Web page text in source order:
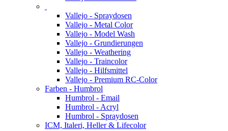
Vallejo - Spraydosen
Vallejo - Metal Color
Vallejo - Model Wash
Vallejo - Grundierungen
Vallejo - Weathering
Vallejo - Traincolor
Vallejo - Hilfsmittel
Vallejo - Premium RC-Color
Farben - Humbrol
Humbrol - Email
Humbrol - Acryl
Humbrol - Spraydosen
ICM, Italeri, Heller & Lifecolor